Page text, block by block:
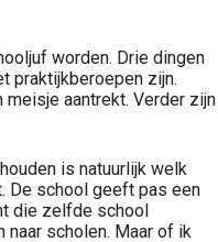
worden. Drie dingen
praktijkberoepen zijn.
aantrekt. Verder zijn
is natuurlijk welk
De school geeft pas een
die zelfde school
naar scholen. Maar of ik